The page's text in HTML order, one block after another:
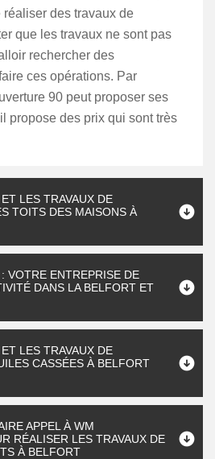
des travaux de
que les travaux ne sont pas
rechercher des
ces opérations. Par
90 peut proposer ses
propose des prix qui sont très
LES TRAVAUX DE
TOITS DES MAISONS À
VOTRE ENTREPRISE DE
DANS LA BELFORT ET
LES TRAVAUX DE
CASSÉES À BELFORT
APPEL À WM
RÉALISER LES TRAVAUX DE
À BELFORT